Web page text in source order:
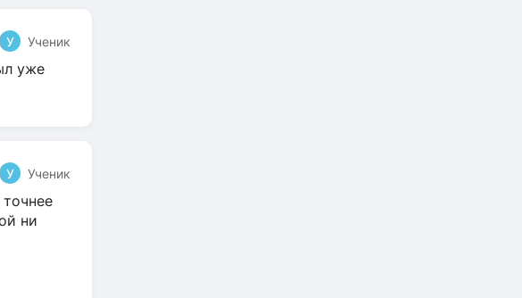
У Ученик
уже
У Ученик
ни